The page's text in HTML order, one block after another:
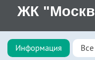
ЖК
Информация